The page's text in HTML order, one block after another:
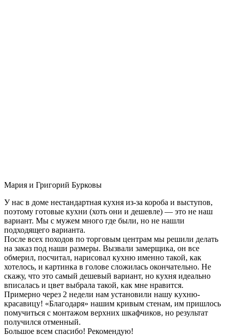
Мария и Григорий Бурковы
У нас в доме нестандартная кухня из-за короба и выступов,
поэтому готовые кухни (хоть они и дешевле) — это не наш
вариант. Мы с мужем много где были, но не нашли
подходящего варианта.
После всех походов по торговым центрам мы решили делать
на заказ под наши размеры. Вызвали замерщика, он все
обмерил, посчитал, нарисовал кухню именно такой, как
хотелось, и картинка в голове сложилась окончательно. Не
скажу, что это самый дешевый вариант, но кухня идеально
вписалась и цвет выбрала такой, как мне нравится.
Примерно через 2 недели нам установили нашу кухню-
красавицу! «Благодаря» нашим кривым стенам, им пришлось
помучиться с монтажом верхних шкафчиков, но результат
получился отменный.
Большое всем спасибо! Рекомендую!